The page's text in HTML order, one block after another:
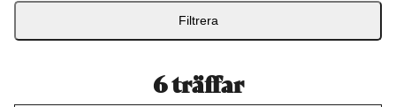
Filtrera
6träffar